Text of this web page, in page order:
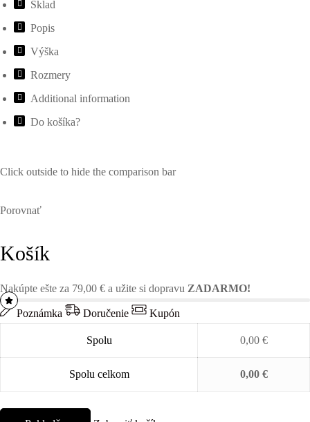
Sklad
Popis
Výška
Rozmery
Additional information
Do košíka?
Click outside to hide the comparison bar
Porovnať
Košík
Nakúpte ešte za 79,00 € a užite si dopravu ZADARMO!
Poznámka Doručenie Kupón
Spolu 0,00 €
Spolu celkom 0,00 €